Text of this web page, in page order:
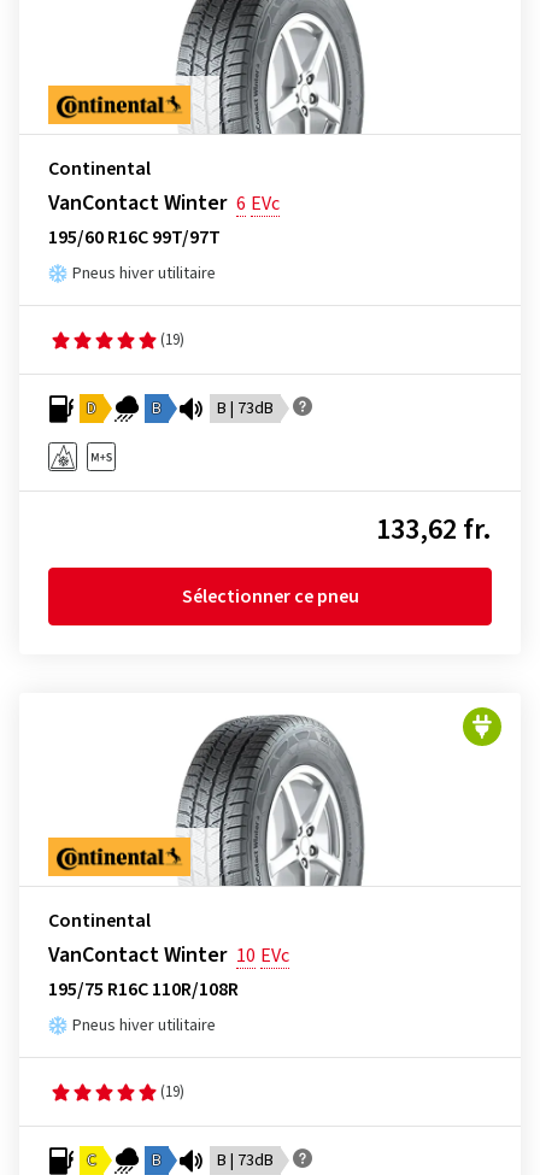
Continental
VanContact Winter 6 EVc
195/60 R16C 99T/97T
Pneus hiver utilitaire
(19)
D B B | 73dB
133,62 fr.
Sélectionner ce pneu
Continental
VanContact Winter 10 EVc
195/75 R16C 110R/108R
Pneus hiver utilitaire
(19)
C B B | 73dB